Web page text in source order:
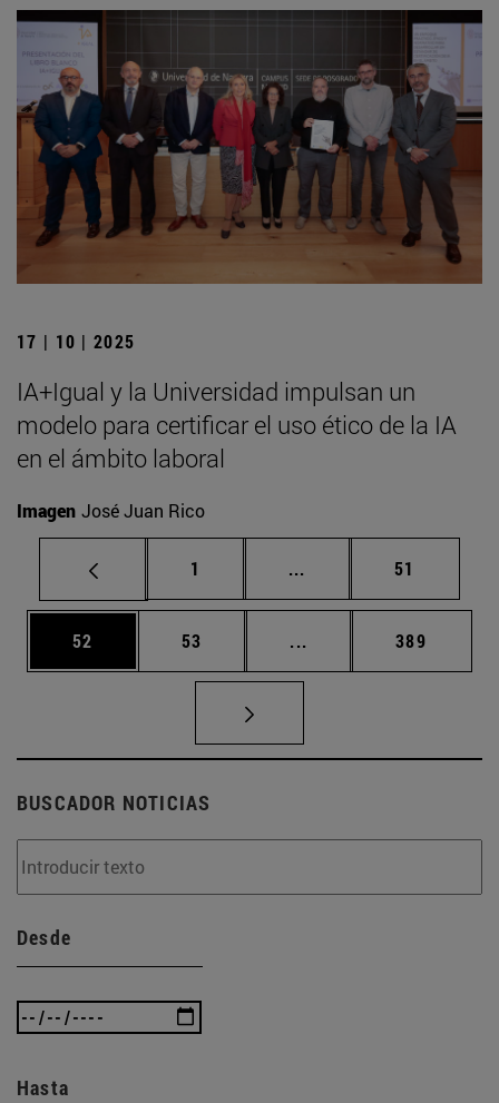
17 | 10 | 2025
IA+Igual y la Universidad impulsan un
modelo para certificar el uso ético de la IA
en el ámbito laboral
Imagen José Juan Rico
Página
1 ... Páginas intermedias
Página
51
Página
52 Página
53 ... Páginas intermedias
Página
389
BUSCADOR NOTICIAS
Desde
Hasta